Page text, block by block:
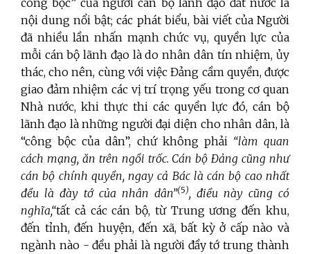
công bộc” của người cán bộ lãnh đạo đất nước là
nội dung nổi bật; các phát biểu, bài viết của Người
đã nhiều lần nhấn mạnh chức vụ, quyền lực của
mỗi cán bộ lãnh đạo là do nhân dân tín nhiệm, ủy
thác, cho nên, cùng với việc Đảng cầm quyền, được
giao đảm nhiệm các vị trí trọng yếu trong cơ quan
Nhà nước, khi thực thi các quyền lực đó, cán bộ
lãnh đạo là những người đại diện cho nhân dân, là
“công bộc của dân”, chứ không phải“làm quan
cách mạng, ăn trên ngồi trốc. Cán bộ Đảng cũng như
cán bộ chính quyền, ngay cả Bác là cán bộ cao nhất
đều là đày tớ của nhân dân”(5), điều này cũng có
nghĩa,“tất cả các cán bộ, từ Trung ương đến khu,
đến tỉnh, đến huyện, đến xã, bất kỳ ở cấp nào và
ngành nào - đều phải là người đầy tớ trung thành